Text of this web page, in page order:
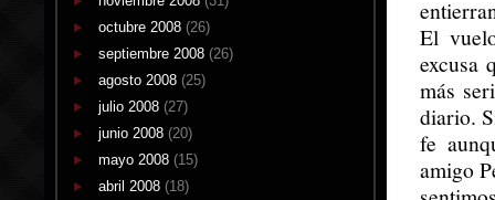
octubre 2008 (26)
septiembre 2008 (26)
agosto 2008 (25)
julio 2008 (27)
junio 2008 (20)
mayo 2008 (15)
abril 2008 (18)
El
excusa
más
diario.
fe
amigo